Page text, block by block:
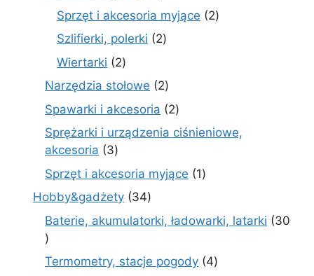
produkty
Sprzęt i akcesoria myjące 22
Szlifierki, polerki 22
Wiertarki 22
produkty
Narzędzia stołowe 22
produkty
Spawarki i akcesoria 22
produkty
Sprężarki i urządzenia ciśnieniowe,
akcesoria
33
produkty
Sprzęt i akcesoria myjące 11
Hobby&gadżety 3434
produkty
Baterie, akumulatorki, ładowarki, latarki
30
30
produktów
Termometry, stacje pogody 44